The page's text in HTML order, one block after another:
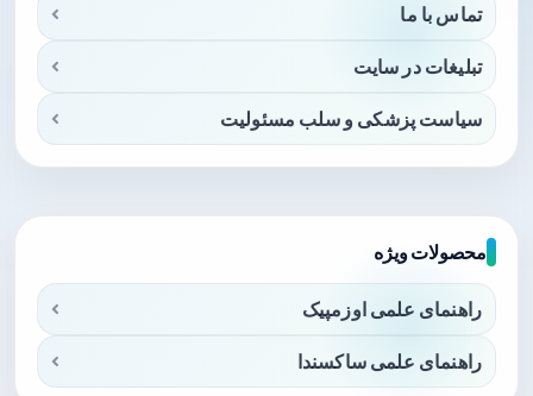
تماس با ما
تبلیغات در سایت
سیاست پزشکی و سلب مسئولیت
محصولات ویژه
راهنمای علمی اوزمپیک
راهنمای علمی ساکسندا